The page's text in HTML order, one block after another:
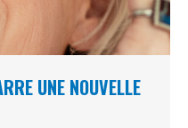
UNE NOUVELLE